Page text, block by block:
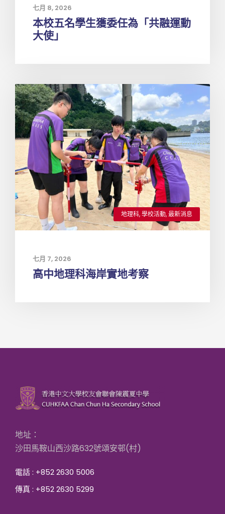
七月 8, 2026
本校五名學生獲委任為「共融運動
大使」
地理科,學校活動,最新消息
七月 7, 2026
高中地理科海岸實地考察
地址：
沙田馬鞍山西沙路632號頌安邨(村)
電話 : +852 2630 5006
傳真 : +852 2630 5299